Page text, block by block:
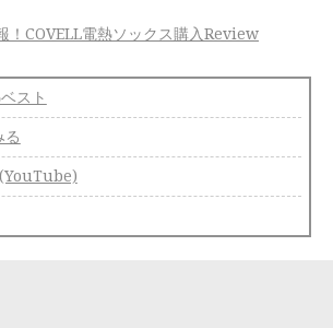
！COVELL電熱ソックス購入Review
スト
る